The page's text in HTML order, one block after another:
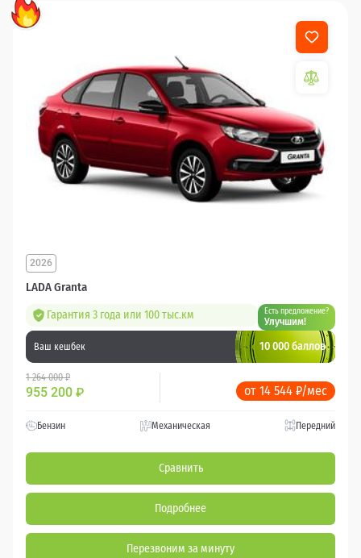
LADA Granta
2026
Гарантия 3 года или 100 тыс.км Есть предложение?
Улучшим!
Ваш кешбек 10 000 баллов
1 264 000 ₽
955 200 ₽ от 14 544 ₽/мес
Бензин Механическая Передний
Сравнить
Подробнее
Перезвоним за минуту